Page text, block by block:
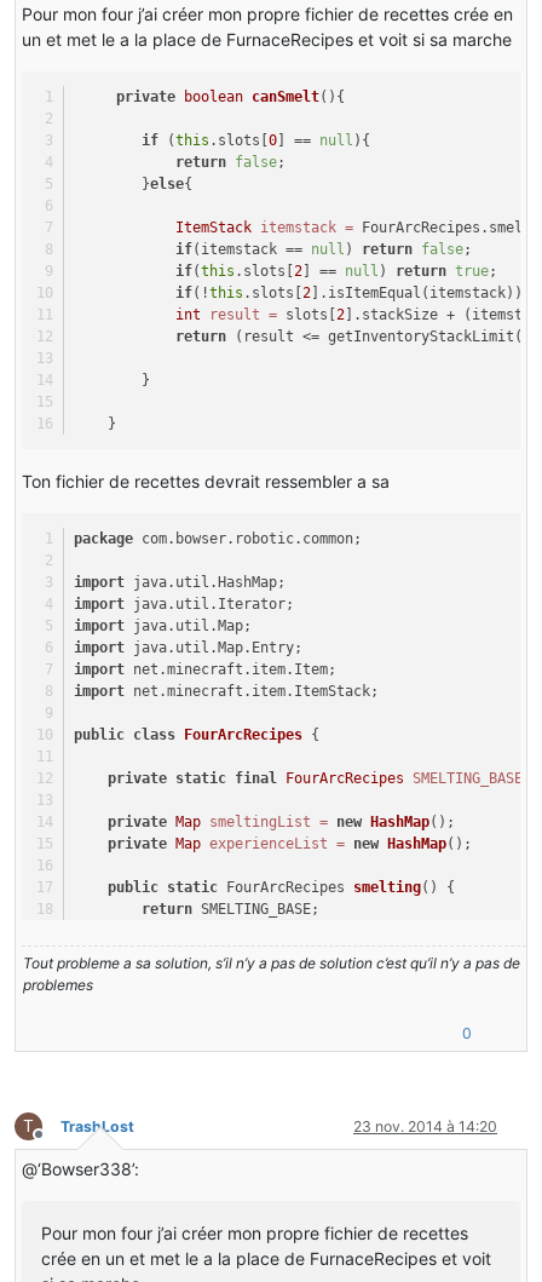
Pour mon four j’ai créer mon propre fichier de recettes crée en
un et met le a la place de FurnaceRecipes et voit si sa marche
private boolean canSmelt() {
if (this .slots[0] == null ){
return false;
}else{
ItemStack itemstack =
if(itemstack == null ) return false;
if(this .slots[2] == null ) return true;
if(!this .slots[2].isItemEqual(itemstack))
int
result = slots[2].stackSize +
return (result <= getInventoryStackLimit()
}
}
Ton fichier de recettes devrait ressembler a sa
package com.bowser.robotic.common;
import java.util.HashMap;
import java.util.Iterator;
import java.util.Map;
import java.util.Map.Entry;
import net.minecraft.item.Item;
import net.minecraft.item.ItemStack;
public class FourArcRecipes {
private static final FourArcRecipes SMELTING_BASE
private Map smeltingList = new HashMap();
private Map experienceList = new HashMap();
public static FourArcRecipes smelting()
{
return SMELTING_BASE;
//RECETTES FOUR A ARC
}
public
public void addLists(Item item, ItemStack
Tout probleme a sa solution, s’il n’y a pas de solution c’est qu’il n’y a pas de
problemes
0
T
Hors-ligne
TrashLost 23 nov. 2014 à 14:20
@‘Bowser338’:
Pour mon four j’ai créer mon propre fichier de recettes
crée en un et met le a la place de FurnaceRecipes et voit